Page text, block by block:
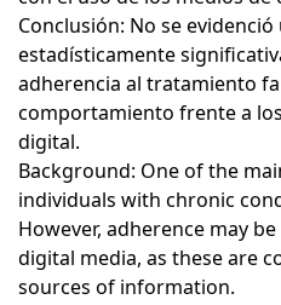
Conclusión: No se
estadísticamente
adherencia al tratamiento
comportamiento frente a
digital.
Background: One of the
individuals with chronic
However, adherence may
digital media, as these are
sources of information.